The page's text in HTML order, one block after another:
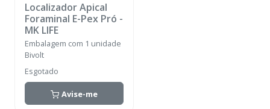
Localizador Apical
Foraminal E-Pex Pró -
MK LIFE
Embalagem com 1 unidade
Bivolt
Esgotado
Avise-me